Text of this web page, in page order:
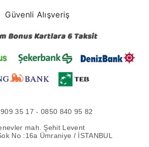
Güvenli Alışveriş
35 17 - 0850 840 95 82
mah. Şehit Levent
No :16a Ümraniye / İSTANBUL